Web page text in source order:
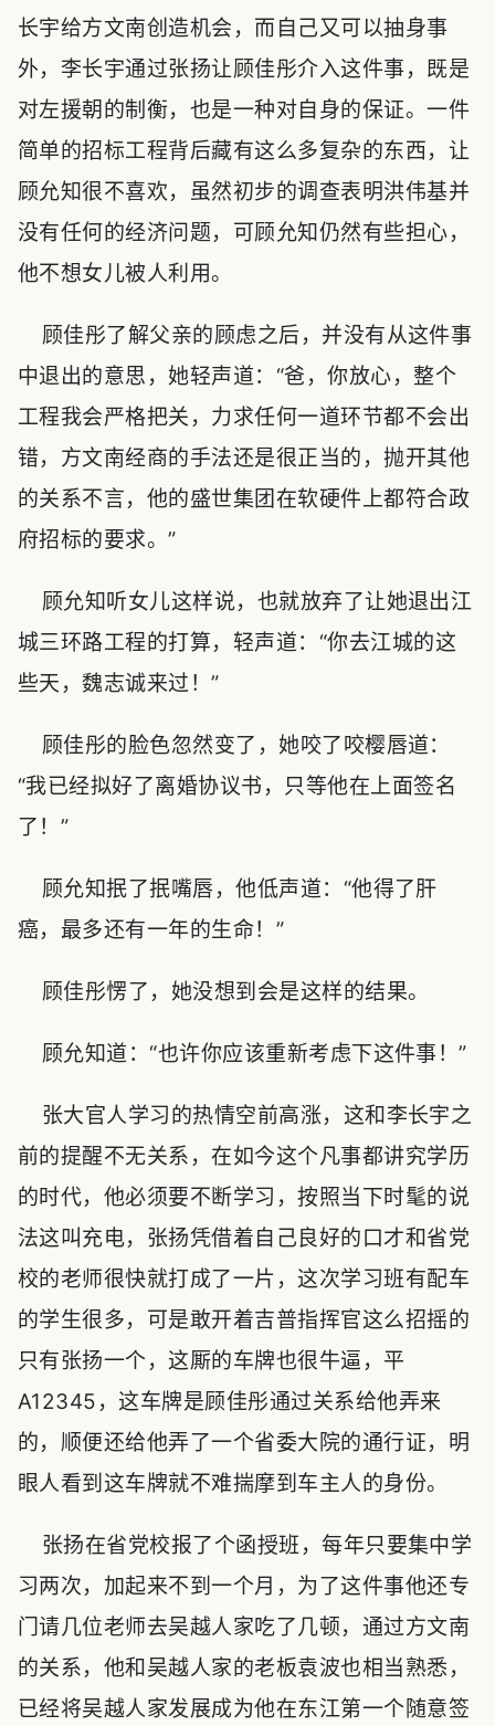
长宇给方文南创造机会，而自己又可以抽身事
外，李长宇通过张扬让顾佳彤介入这件事，既是
对左援朝的制衡，也是一种对自身的保证。一件
简单的招标工程背后藏有这么多复杂的东西，让
顾允知很不喜欢，虽然初步的调查表明洪伟基并
没有任何的经济问题，可顾允知仍然有些担心，
他不想女儿被人利用。
顾佳彤了解父亲的顾虑之后，并没有从这件事
中退出的意思，她轻声道：“爸，你放心，整个
工程我会严格把关，力求任何一道环节都不会出
错，方文南经商的手法还是很正当的，抛开其他
的关系不言，他的盛世集团在软硬件上都符合政
府招标的要求。”
顾允知听女儿这样说，也就放弃了让她退出江
城三环路工程的打算，轻声道：“你去江城的这
些天，魏志诚来过！”
顾佳彤的脸色忽然变了，她咬了咬樱唇道：
“我已经拟好了离婚协议书，只等他在上面签名
了！”
顾允知抿了抿嘴唇，他低声道：“他得了肝
癌，最多还有一年的生命！”
顾佳彤愣了，她没想到会是这样的结果。
顾允知道：“也许你应该重新考虑下这件事！”
张大官人学习的热情空前高涨，这和李长宇之
前的提醒不无关系，在如今这个凡事都讲究学历
的时代，他必须要不断学习，按照当下时髦的说
法这叫充电，张扬凭借着自己良好的口才和省党
校的老师很快就打成了一片，这次学习班有配车
的学生很多，可是敢开着吉普指挥官这么招摇的
只有张扬一个，这厮的车牌也很牛逼，平
A12345，这车牌是顾佳彤通过关系给他弄来
的，顺便还给他弄了一个省委大院的通行证，明
眼人看到这车牌就不难揣摩到车主人的身份。
张扬在省党校报了个函授班，每年只要集中学
习两次，加起来不到一个月，为了这件事他还专
门请几位老师去吴越人家吃了几顿，通过方文南
的关系，他和吴越人家的老板袁波也相当熟悉，
已经将吴越人家发展成为他在东江第一个随意签